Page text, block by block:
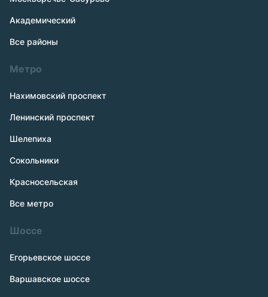
Академический
Все районы
Метро
Нахимовский проспект
Ленинский проспект
Шелепиха
Сокольники
Красносельская
Все метро
Шоссе
Егорьевское шоссе
Варшавское шоссе